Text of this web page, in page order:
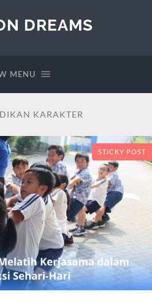
DREAMS
MENU
KARAKTER
STICKY POST